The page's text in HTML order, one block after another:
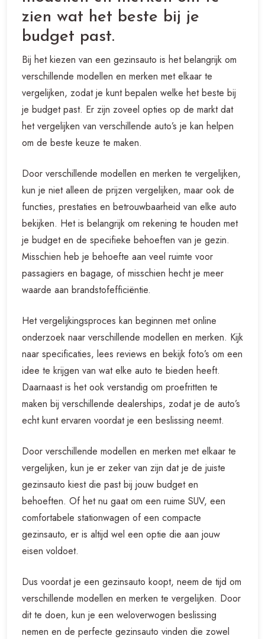
zien wat het beste bij je
budget past.
Bij het kiezen van een gezinsauto is het belangrijk om
verschillende modellen en merken met elkaar te
vergelijken, zodat je kunt bepalen welke het beste bij
je budget past. Er zijn zoveel opties op de markt dat
het vergelijken van verschillende auto’s je kan helpen
om de beste keuze te maken.
Door verschillende modellen en merken te vergelijken,
kun je niet alleen de prijzen vergelijken, maar ook de
functies, prestaties en betrouwbaarheid van elke auto
bekijken. Het is belangrijk om rekening te houden met
je budget en de specifieke behoeften van je gezin.
Misschien heb je behoefte aan veel ruimte voor
passagiers en bagage, of misschien hecht je meer
waarde aan brandstofefficiëntie.
Het vergelijkingsproces kan beginnen met online
onderzoek naar verschillende modellen en merken. Kijk
naar specificaties, lees reviews en bekijk foto’s om een
idee te krijgen van wat elke auto te bieden heeft.
Daarnaast is het ook verstandig om proefritten te
maken bij verschillende dealerships, zodat je de auto’s
echt kunt ervaren voordat je een beslissing neemt.
Door verschillende modellen en merken met elkaar te
vergelijken, kun je er zeker van zijn dat je de juiste
gezinsauto kiest die past bij jouw budget en
behoeften. Of het nu gaat om een ruime SUV, een
comfortabele stationwagen of een compacte
gezinsauto, er is altijd wel een optie die aan jouw
eisen voldoet.
Dus voordat je een gezinsauto koopt, neem de tijd om
verschillende modellen en merken te vergelijken. Door
dit te doen, kun je een weloverwogen beslissing
nemen en de perfecte gezinsauto vinden die zowel